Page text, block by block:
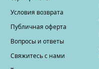
Условия возврата
Публичная оферта
Вопросы и ответы
Свяжитесь с нами